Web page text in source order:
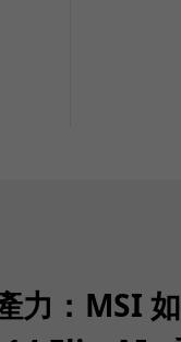
力：MSI